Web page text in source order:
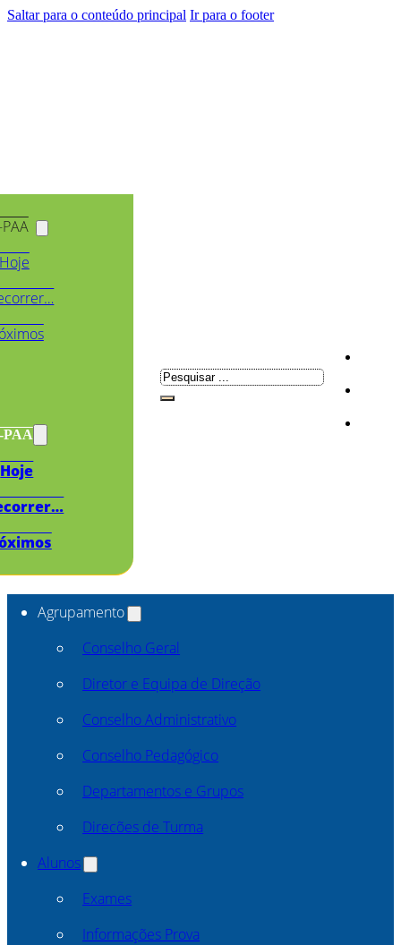
Saltar para o conteúdo principal Ir para o footer
PAA
Hoje
Pesquisar
Agrupamento
Conselho Geral
Diretor e Equipa de Direção
Conselho Administrativo
Conselho Pedagógico
Departamentos e Grupos
Direcões de Turma
Alunos
Exames
Informações Prova